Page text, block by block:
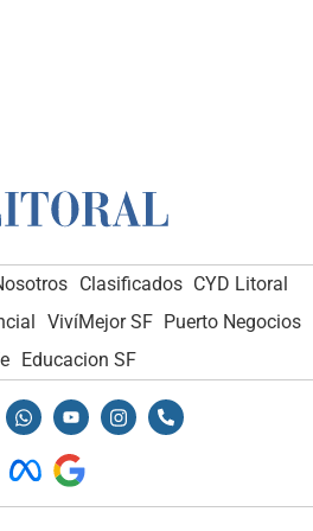
Clasificados CYD Litoral
VivíMejor SF Puerto Negocios
Educacion SF